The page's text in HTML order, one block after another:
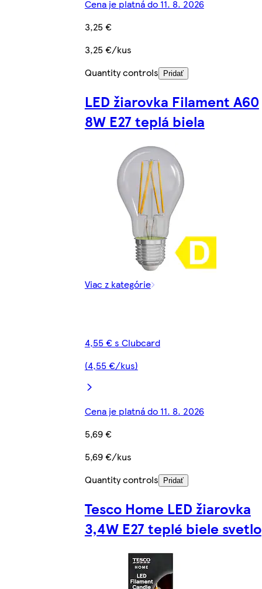
Cena je platná do 11. 8. 2026
3,25 €
3,25 €/kus
Quantity controls
Pridať
LED žiarovka Filament A60
8W E27 teplá biela
Viac z kategórie
4,55 € s Clubcard
(4,55 €/kus)
Cena je platná do 11. 8. 2026
5,69 €
5,69 €/kus
Quantity controls
Pridať
Tesco Home LED žiarovka
3,4W E27 teplé biele svetlo